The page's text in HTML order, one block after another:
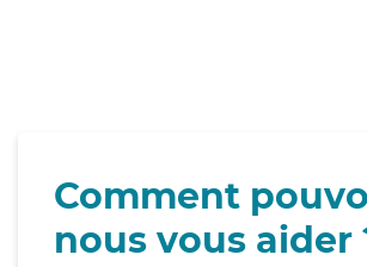
Comment
nous vous aider